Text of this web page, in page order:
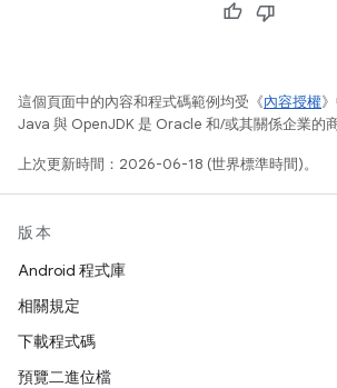
這個頁面中的內容和程式碼範例均受《內容授權
Java 與 OpenJDK 是 Oracle 和/或其關係企業的
上次更新時間：2026-06-18 (世界標準時間)。
版本
Android 程式庫
相關規定
下載程式碼
預覽二進位檔